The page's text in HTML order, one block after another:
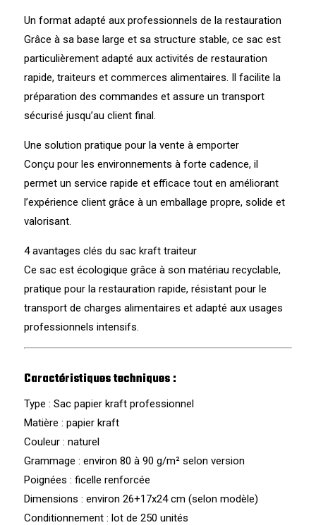
Un format adapté aux professionnels de la restauration
Grâce à sa base large et sa structure stable, ce sac est
particulièrement adapté aux activités de restauration
rapide, traiteurs et commerces alimentaires. Il facilite la
préparation des commandes et assure un transport
sécurisé jusqu’au client final.
Une solution pratique pour la vente à emporter
Conçu pour les environnements à forte cadence, il
permet un service rapide et efficace tout en améliorant
l’expérience client grâce à un emballage propre, solide et
valorisant.
4 avantages clés du sac kraft traiteur
Ce sac est écologique grâce à son matériau recyclable,
pratique pour la restauration rapide, résistant pour le
transport de charges alimentaires et adapté aux usages
professionnels intensifs.
Caractéristiques techniques :
Type : Sac papier kraft professionnel
Matière : papier kraft
Couleur : naturel
Grammage : environ 80 à 90 g/m² selon version
Poignées : ficelle renforcée
Dimensions : environ 26+17x24 cm (selon modèle)
Conditionnement : lot de 250 unités